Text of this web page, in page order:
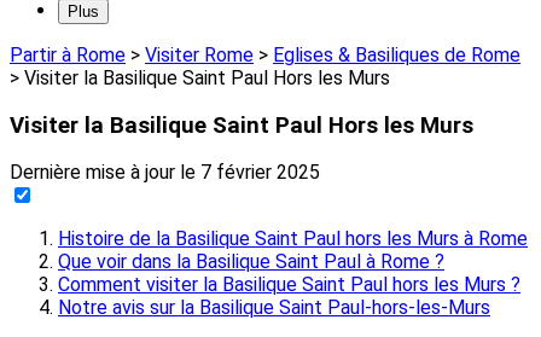
Plus
Partir à Rome > Visiter Rome > Eglises & Basiliques de Rome
> Visiter la Basilique Saint Paul Hors les Murs
Visiter la Basilique Saint Paul Hors les Murs
Dernière mise à jour le 7 février 2025
Histoire de la Basilique Saint Paul hors les Murs à Rome
Que voir dans la Basilique Saint Paul à Rome ?
Comment visiter la Basilique Saint Paul hors les Murs ?
Notre avis sur la Basilique Saint Paul-hors-les-Murs